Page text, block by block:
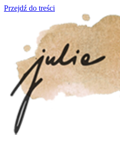
Przejdź do treści